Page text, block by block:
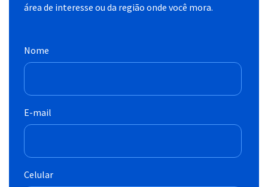
área de interesse ou da região onde você mora.
Nome
E-mail
Celular